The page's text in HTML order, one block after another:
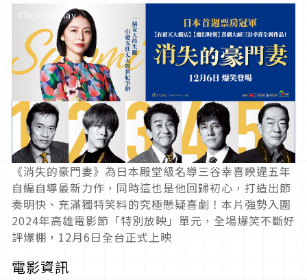
Click to play
《消失的豪門妻》為日本殿堂級名導三谷幸喜睽違五年
自編自導最新力作，同時這也是他回歸初心，打造出節
奏明快、充滿獨特笑料的究極懸疑喜劇！本片強勢入圍
2024年高雄電影節「特別放映」單元，全場爆笑不斷好
評爆棚，12月6日全台正式上映
電影資訊